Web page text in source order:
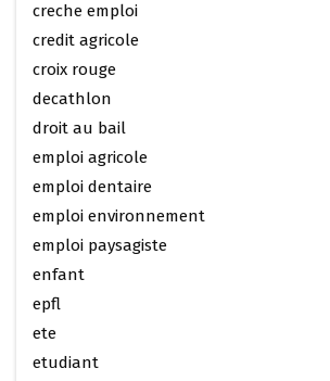
creche emploi
credit agricole
croix rouge
decathlon
droit au bail
emploi agricole
emploi dentaire
emploi environnement
emploi paysagiste
enfant
epfl
ete
etudiant